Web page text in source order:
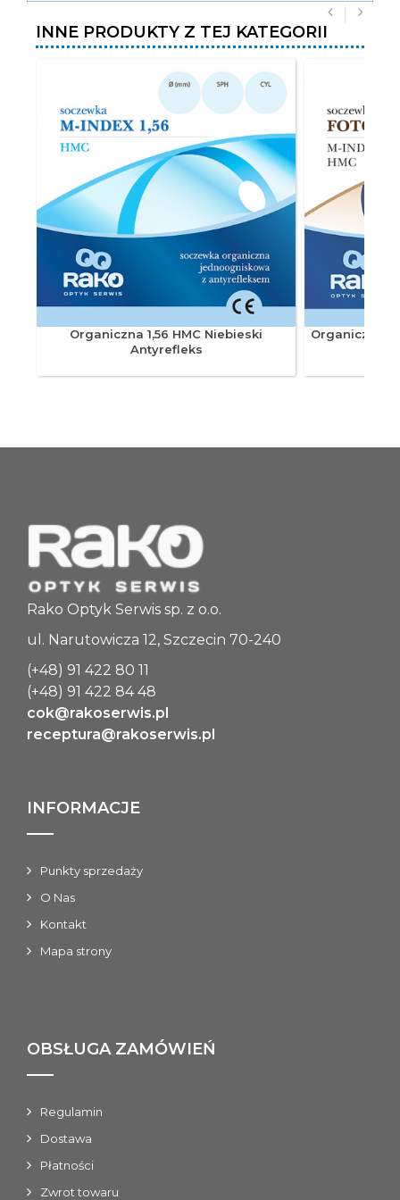
INNE PRODUKTY Z TEJ KATEGORII
Organiczna 1,56 HMC Niebieski
Antyrefleks
Organiczna
Rako Optyk Serwis sp. z o.o.
ul. Narutowicza 12, Szczecin 70-240
(+48) 91 422 80 11
(+48) 91 422 84 48
cok@rakoserwis.pl
receptura@rakoserwis.pl
INFORMACJE
Punkty sprzedaży
O Nas
Kontakt
Mapa strony
OBSŁUGA ZAMÓWIEŃ
Regulamin
Dostawa
Płatności
Zwrot towaru